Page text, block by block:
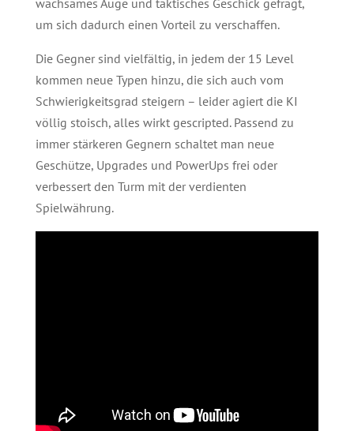
wachsames Auge und taktisches Geschick gefragt,
um sich dadurch einen Vorteil zu verschaffen.
Die Gegner sind vielfältig, in jedem der 15 Level
kommen neue Typen hinzu, die sich auch vom
Schwierigkeitsgrad steigern – leider agiert die KI
völlig stoisch, alles wirkt gescripted. Passend zu
immer stärkeren Gegnern schaltet man neue
Geschütze, Upgrades und PowerUps frei oder
verbessert den Turm mit der verdienten
Spielwährung.